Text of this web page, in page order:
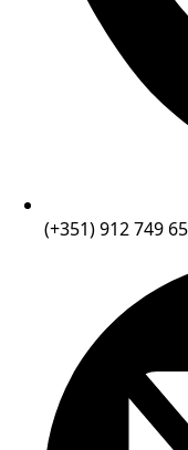
(+351) 912 749